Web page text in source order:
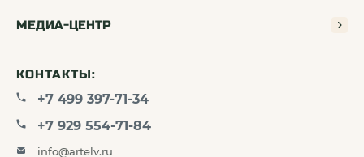
МЕДИА-ЦЕНТР
КОНТАКТЫ:
+7 499 397-71-34
+7 929 554-71-84
info@artelv.ru